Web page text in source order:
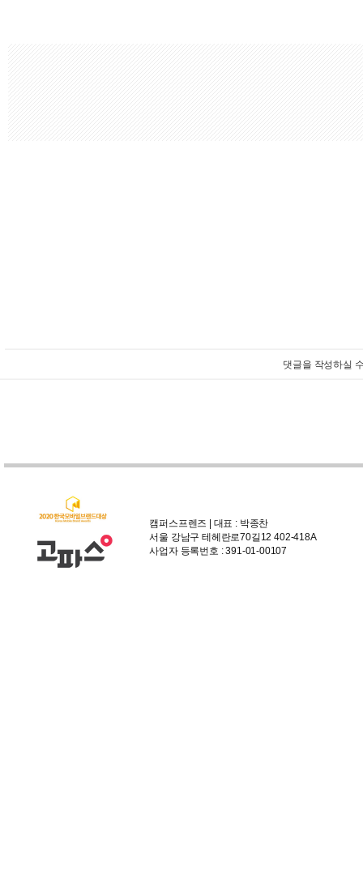
댓글을 작성하실
캠퍼스프렌즈 | 대표 : 박종찬
서울 강남구 테헤란로70길12 402-418A
사업자 등록번호 : 391-01-00107